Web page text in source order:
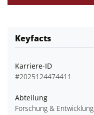
Keyfacts
Karriere-ID
#2025124474411
Abteilung
Forschung & Entwicklung